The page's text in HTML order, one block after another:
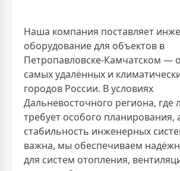
Наша компания поставляет
оборудование для объектов в
Петропавловске-Камчатском —
самых удалённых и
городов России. В условиях
Дальневосточного региона, где
требует особого планирования,
стабильность инженерных
важна, мы обеспечиваем
для систем отопления,